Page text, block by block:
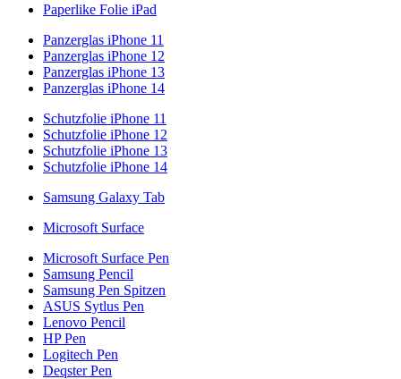
Paperlike Folie iPad
Panzerglas iPhone 11
Panzerglas iPhone 12
Panzerglas iPhone 13
Panzerglas iPhone 14
Schutzfolie iPhone 11
Schutzfolie iPhone 12
Schutzfolie iPhone 13
Schutzfolie iPhone 14
Samsung Galaxy Tab
Microsoft Surface
Microsoft Surface Pen
Samsung Pencil
Samsung Pen Spitzen
ASUS Sytlus Pen
Lenovo Pencil
HP Pen
Logitech Pen
Deqster Pen